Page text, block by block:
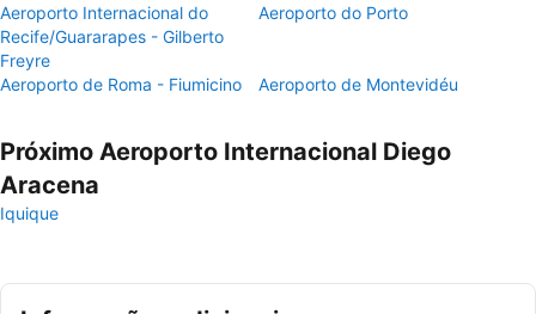
Aeroporto Internacional do
Recife/Guararapes - Gilberto
Freyre
Aeroporto do Porto
Aeroporto de Roma - Fiumicino Aeroporto de Montevidéu
Próximo Aeroporto Internacional Diego
Aracena
Iquique